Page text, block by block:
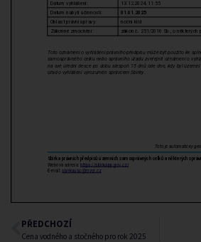
PŘEDCHOZÍ
Cena vodného a stočného pro rok 2025